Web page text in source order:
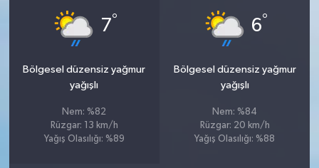
7°
Bölgesel düzensiz yağmur
yağışlı
Nem: %82
Rüzgar: 13 km/h
Yağış Olasılığı: %89
6°
Bölgesel düzensiz yağmur
yağışlı
Nem: %84
Rüzgar: 20 km/h
Yağış Olasılığı: %88
SİYASET
SPOR
SÜRMANŞET